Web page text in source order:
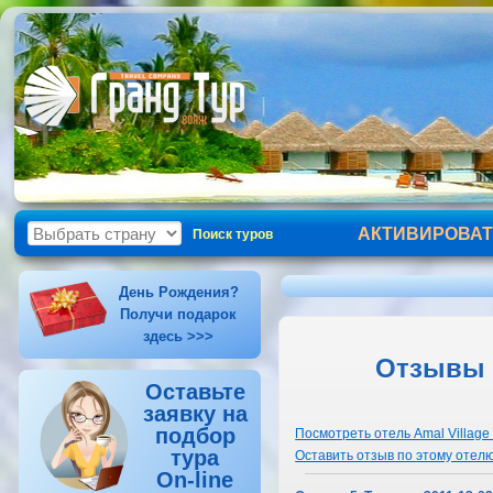
Поиск туров
День Рождения?
Получи подарок
здесь >>>
Оставьте
заявку на
подбор
тура
On-line
Отзывы
Посмотреть отель Amal Village
Оставить отзыв по этому